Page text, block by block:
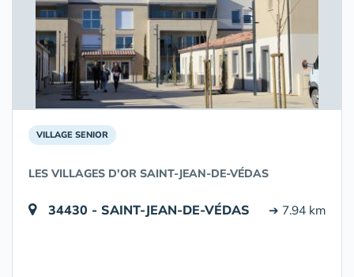
VILLAGE SENIOR
LES VILLAGES D'OR SAINT-JEAN-DE-VÉDAS
34430 - SAINT-JEAN-DE-VÉDAS ➔ 7.94 km